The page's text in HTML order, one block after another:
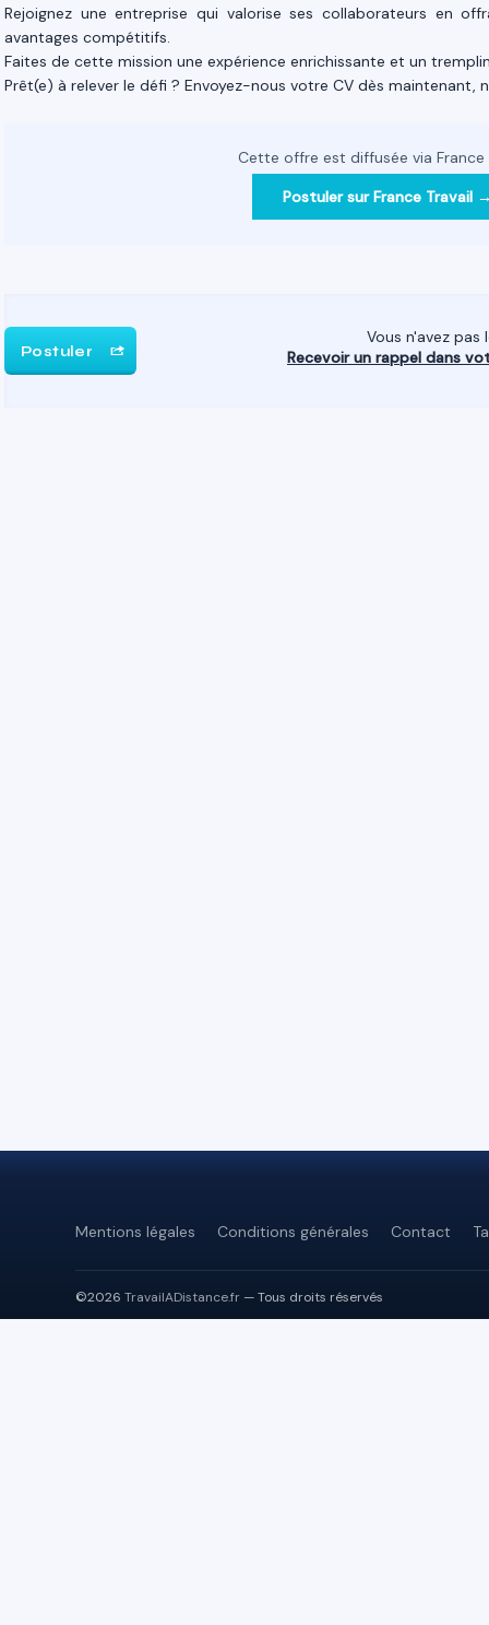
Rejoignez une entreprise qui valorise ses collaborateurs en
avantages compétitifs.
Faites de cette mission une expérience enrichissante et un
Prêt(e) à relever le défi ? Envoyez-nous votre CV dès
Cette offre est diffusée via France
Postuler sur France Travail
Vous n'avez
Recevoir un rappel dans
Postuler
Mentions légales Conditions générales Contact
©2026 TravailADistance.fr — Tous droits réservés